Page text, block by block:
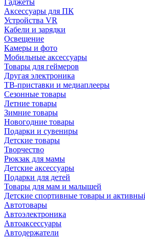
Гаджеты
Аксессуары для ПК
Устройства VR
Кабели и зарядки
Освещение
Камеры и фото
Мобильные аксессуары
Товары для геймеров
Другая электроника
ТВ-приставки и медиаплееры
Сезонные товары
Летние товары
Зимние товары
Новогодние товары
Подарки и сувениры
Детские товары
Творчество
Рюкзак для мамы
Детские аксессуары
Подарки для детей
Товары для мам и малышей
Детские спортивные товары и
Автотовары
Автоэлектроника
Автоаксессуары
Автодержатели